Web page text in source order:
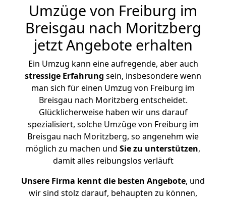
Umzüge von Freiburg im
Breisgau nach Moritzberg
jetzt Angebote erhalten
Ein Umzug kann eine aufregende, aber auch
stressige Erfahrung sein, insbesondere wenn
man sich für einen Umzug von Freiburg im
Breisgau nach Moritzberg entscheidet.
Glücklicherweise haben wir uns darauf
spezialisiert, solche Umzüge von Freiburg im
Breisgau nach Moritzberg, so angenehm wie
möglich zu machen und Sie zu unterstützen,
damit alles reibungslos verläuft
Unsere Firma kennt die besten Angebote, und
wir sind stolz darauf, behaupten zu können,